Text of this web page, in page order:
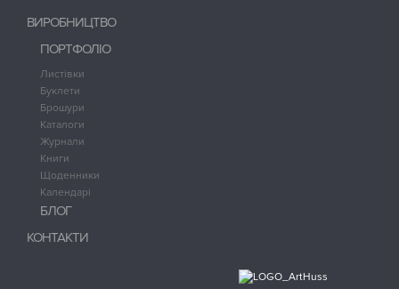
ВИРОБНИЦТВО
ПОРТФОЛІО
Листівки
Буклети
Брошури
Каталоги
Журнали
Книги
Щоденники
Календарі
БЛОГ
КОНТАКТИ